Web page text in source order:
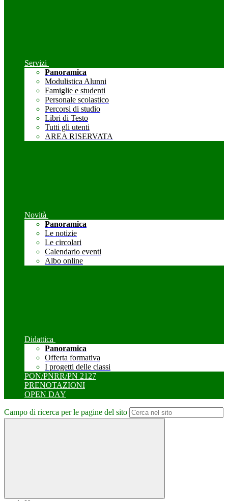
Servizi
Panoramica
Modulistica Alunni
Famiglie e studenti
Personale scolastico
Percorsi di studio
Libri di Testo
Tutti gli utenti
AREA RISERVATA
Novità
Panoramica
Le notizie
Le circolari
Calendario eventi
Albo online
Didattica
Panoramica
Offerta formativa
I progetti delle classi
PON/PNRR/PN 2127
PRENOTAZIONI
OPEN DAY
Campo di ricerca per le pagine del sito